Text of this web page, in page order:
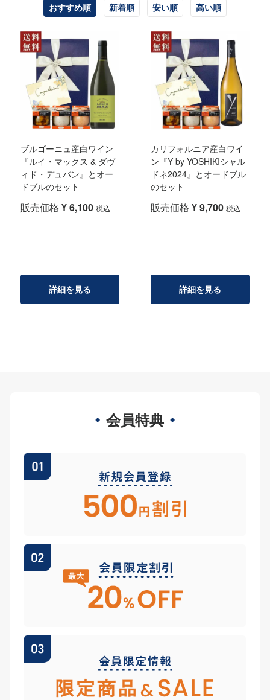
おすすめ順 新着順 安い順 高い順
ブルゴーニュ産白ワイン
『ルイ・マックス & ダヴ
ィド・デュバン』とオー
ドブルのセット
販売価格 ¥6,100 税込
詳細を見る
カリフォルニア産白ワイ
ン『Y by YOSHIKIシャル
ドネ2024』とオードブル
のセット
販売価格 ¥9,700 税込
詳細を見る
会員特典